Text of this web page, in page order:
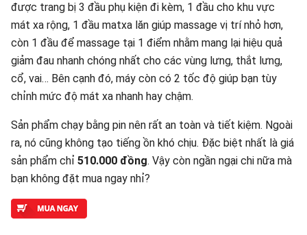
được trang bị 3 đầu phụ kiện đi kèm, 1 đầu cho khu vực
mát xa rộng, 1 đầu matxa lăn giúp massage vị trí nhỏ hơn,
còn 1 đầu để massage tại 1 điểm nhằm mang lại hiệu quả
giảm đau nhanh chóng nhất cho các vùng lưng, thắt lưng,
cổ, vai… Bên cạnh đó, máy còn có 2 tốc độ giúp bạn tùy
chỉnh mức độ mát xa nhanh hay chậm.
Sản phẩm chạy bằng pin nên rất an toàn và tiết kiệm. Ngoài
ra, nó cũng không tạo tiếng ồn khó chịu. Đặc biệt nhất là giá
sản phẩm chỉ 510.000 đồng. Vậy còn ngần ngại chi nữa mà
bạn không đặt mua ngay nhỉ?